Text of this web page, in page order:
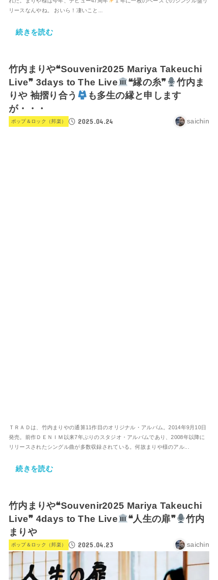
リースなんやね。 おいら！凄いこと...
続きを読む
竹内まりや❝Souvenir2025 Mariya Takeuchi
Live❞ 3days to The Live
❝縁の糸❞
竹内ま
りや 袖摺り合う
も多生の縁と申します
が・・・
ポップ＆ロック（邦楽） 2025.04.24 saichin
ＴＲＡＤは、竹内まりやの通算11作目のオリジナル・アルバム。2014年9月10日
発売。前作ＤＥＮＩＭ以来7年ぶりのスタジオ・アルバムであり、2008年以降に
リリースされたシングル曲が多数収録されている。何故まりや様のアル...
続きを読む
竹内まりや❝Souvenir2025 Mariya Takeuchi
Live❞ 4days to The Live
❝人生の扉❞
竹内
まりや
ポップ＆ロック（邦楽） 2025.04.23 saichin